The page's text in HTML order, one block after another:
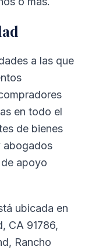
a las que
en todo el
de bienes
abogados
apoyo
ubicada en
CA 91786,
Rancho